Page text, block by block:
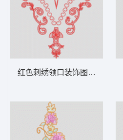
红色刺绣领口装饰图案 锁链勾